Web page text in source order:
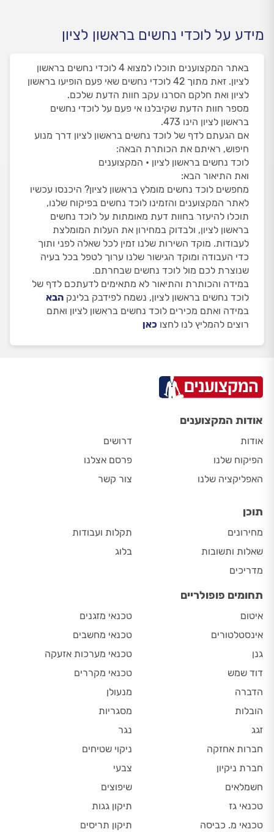
מידע על לוכדי נחשים בראשון לציון
באתר המקצוענים תוכלו למצוא 4 לוכדי נחשים בראשון
לציון. זאת מתוך 42 לוכדי נחשים שאי פעם הופיעו בראשון
לציון ואת חלקם הסרנו עקב חוות הדעת שלכם.
מספר חוות הדעת שקיבלנו אי פעם על לוכדי נחשים
בראשון לציון הינו 473.
אם הגעתם לדף של לוכד נחשים בראשון לציון דרך מנוע
חיפוש, ראיתם את הכותרת הבאה:
לוכד נחשים בראשון לציון • המקצוענים
ואת התיאור הבא:
מחפשים לוכד נחשים מומלץ בראשון לציון? היכנסו עכשיו
לאתר המקצוענים והזמינו לוכד נחשים בפיקוח שלנו,
תוכלו להיעזר בחוות דעת מאומתות על לוכד נחשים
בראשון לציון, ולבדוק במחירון את העלות המומלצת
לעבודות. מוקד השירות שלנו זמין לכל שאלה לפני ותוך
כדי העבודה ומוקד הגישור שלנו ערוך לטפל בכל בעיה
שנוצרת לכם מול לוכד נחשים שבחרתם.
במידה והכותרת והתיאור לא מתאימים לדעתכם לדף של
לוכד נחשים בראשון לציון, נשמח לפידבק בלינק הבא
במידה ואתם מכירים לוכד נחשים בראשון לציון ואתם
רוצים להמליץ לנו לחצו כאן
אודות המקצוענים
אודות
הפיקוח שלנו
האפליקציה שלנו
דרושים
פרסם אצלנו
צור קשר
תוכן
מחירונים
שאלות ותשובות
מדריכים
תקלות ועבודות
בלוג
תחומים פופולריים
איטום
אינסטלטורים
גנן
דוד שמש
הדברה
הובלות
זגג
חברות אחזקה
חברת ניקיון
חשמלאים
טכנאי גז
טכנאי מ. כביסה
טכנאי מזגנים
טכנאי מחשבים
טכנאי מערכות אזעקה
טכנאי מקררים
מנעולן
מסגריות
נגר
ניקוי שטיחים
צבעי
שיפוצים
תיקון גגות
תיקון תריסים